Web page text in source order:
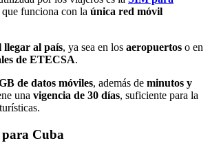
que funciona con la única red móvil
llegar al país, ya sea en los aeropuertos o en
de ETECSA.
de datos móviles, además de minutos y
una vigencia de 30 días, suficiente para la
para Cuba